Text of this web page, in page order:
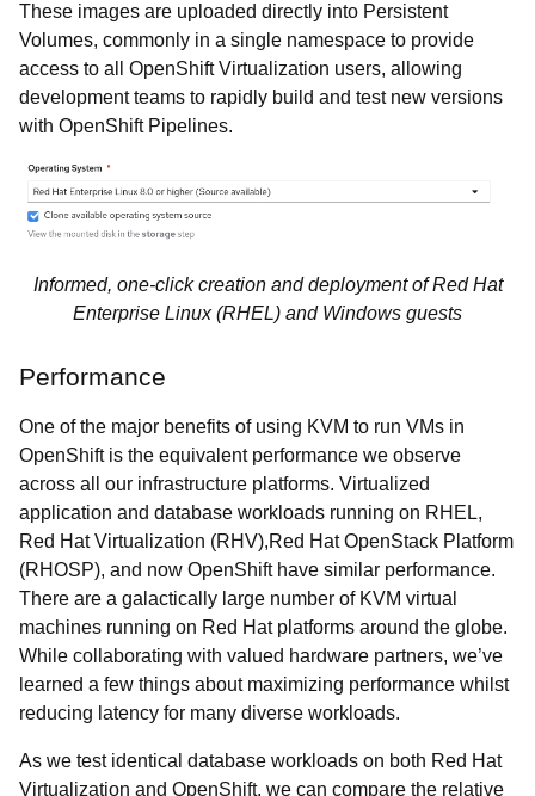
These images are uploaded directly into Persistent
Volumes, commonly in a single namespace to provide
access to all OpenShift Virtualization users, allowing
development teams to rapidly build and test new versions
with OpenShift Pipelines.
Informed, one-click creation and deployment of Red Hat
Enterprise Linux (RHEL) and Windows guests
Performance
One of the major benefits of using KVM to run VMs in
OpenShift is the equivalent performance we observe
across all our infrastructure platforms. Virtualized
application and database workloads running on RHEL,
Red Hat Virtualization (RHV),Red Hat OpenStack Platform
(RHOSP), and now OpenShift have similar performance.
There are a galactically large number of KVM virtual
machines running on Red Hat platforms around the globe.
While collaborating with valued hardware partners, we’ve
learned a few things about maximizing performance whilst
reducing latency for many diverse workloads.
As we test identical database workloads on both Red Hat
Virtualization and OpenShift, we can compare the relative